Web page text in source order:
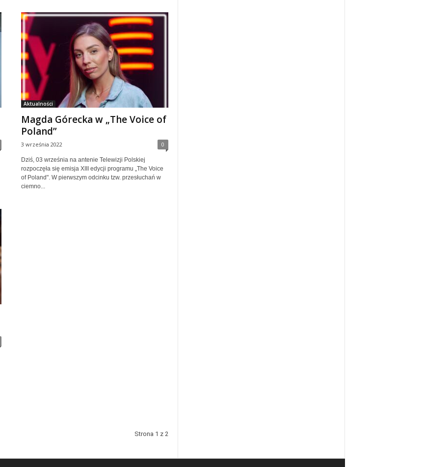
Aktualności
Magda Górecka w „The Voice of
Poland”
3 września 2022 0
Dziś, 03 września na antenie Telewizji Polskiej
rozpoczęła się emisja XIII edycji programu „The Voice
of Poland". W pierwszym odcinku tzw. przesłuchań w
ciemno...
Strona 1 z 2